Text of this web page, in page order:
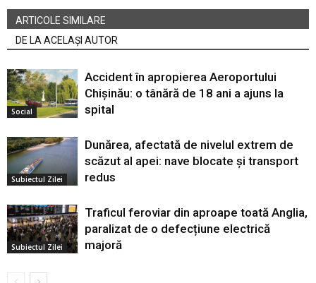
ARTICOLE SIMILARE
DE LA ACELAȘI AUTOR
Social
Accident în apropierea Aeroportului
Chișinău: o tânără de 18 ani a ajuns la
spital
Subiectul Zilei
Dunărea, afectată de nivelul extrem de
scăzut al apei: nave blocate și transport
redus
Subiectul Zilei
Traficul feroviar din aproape toată Anglia,
paralizat de o defecțiune electrică
majoră